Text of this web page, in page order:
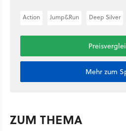
Action Jump&Run Deep Silver
Mehr zum
ZUM THEMA